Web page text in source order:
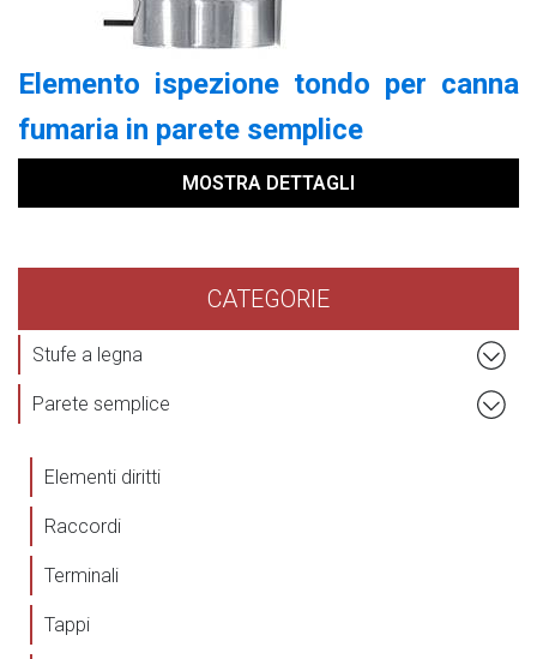
CATEGORIE
Stufe a legna
Parete semplice
Elementi diritti
Raccordi
Terminali
Tappi
Elemento ispezione tondo per canna
fumaria in parete semplice
MOSTRA DETTAGLI